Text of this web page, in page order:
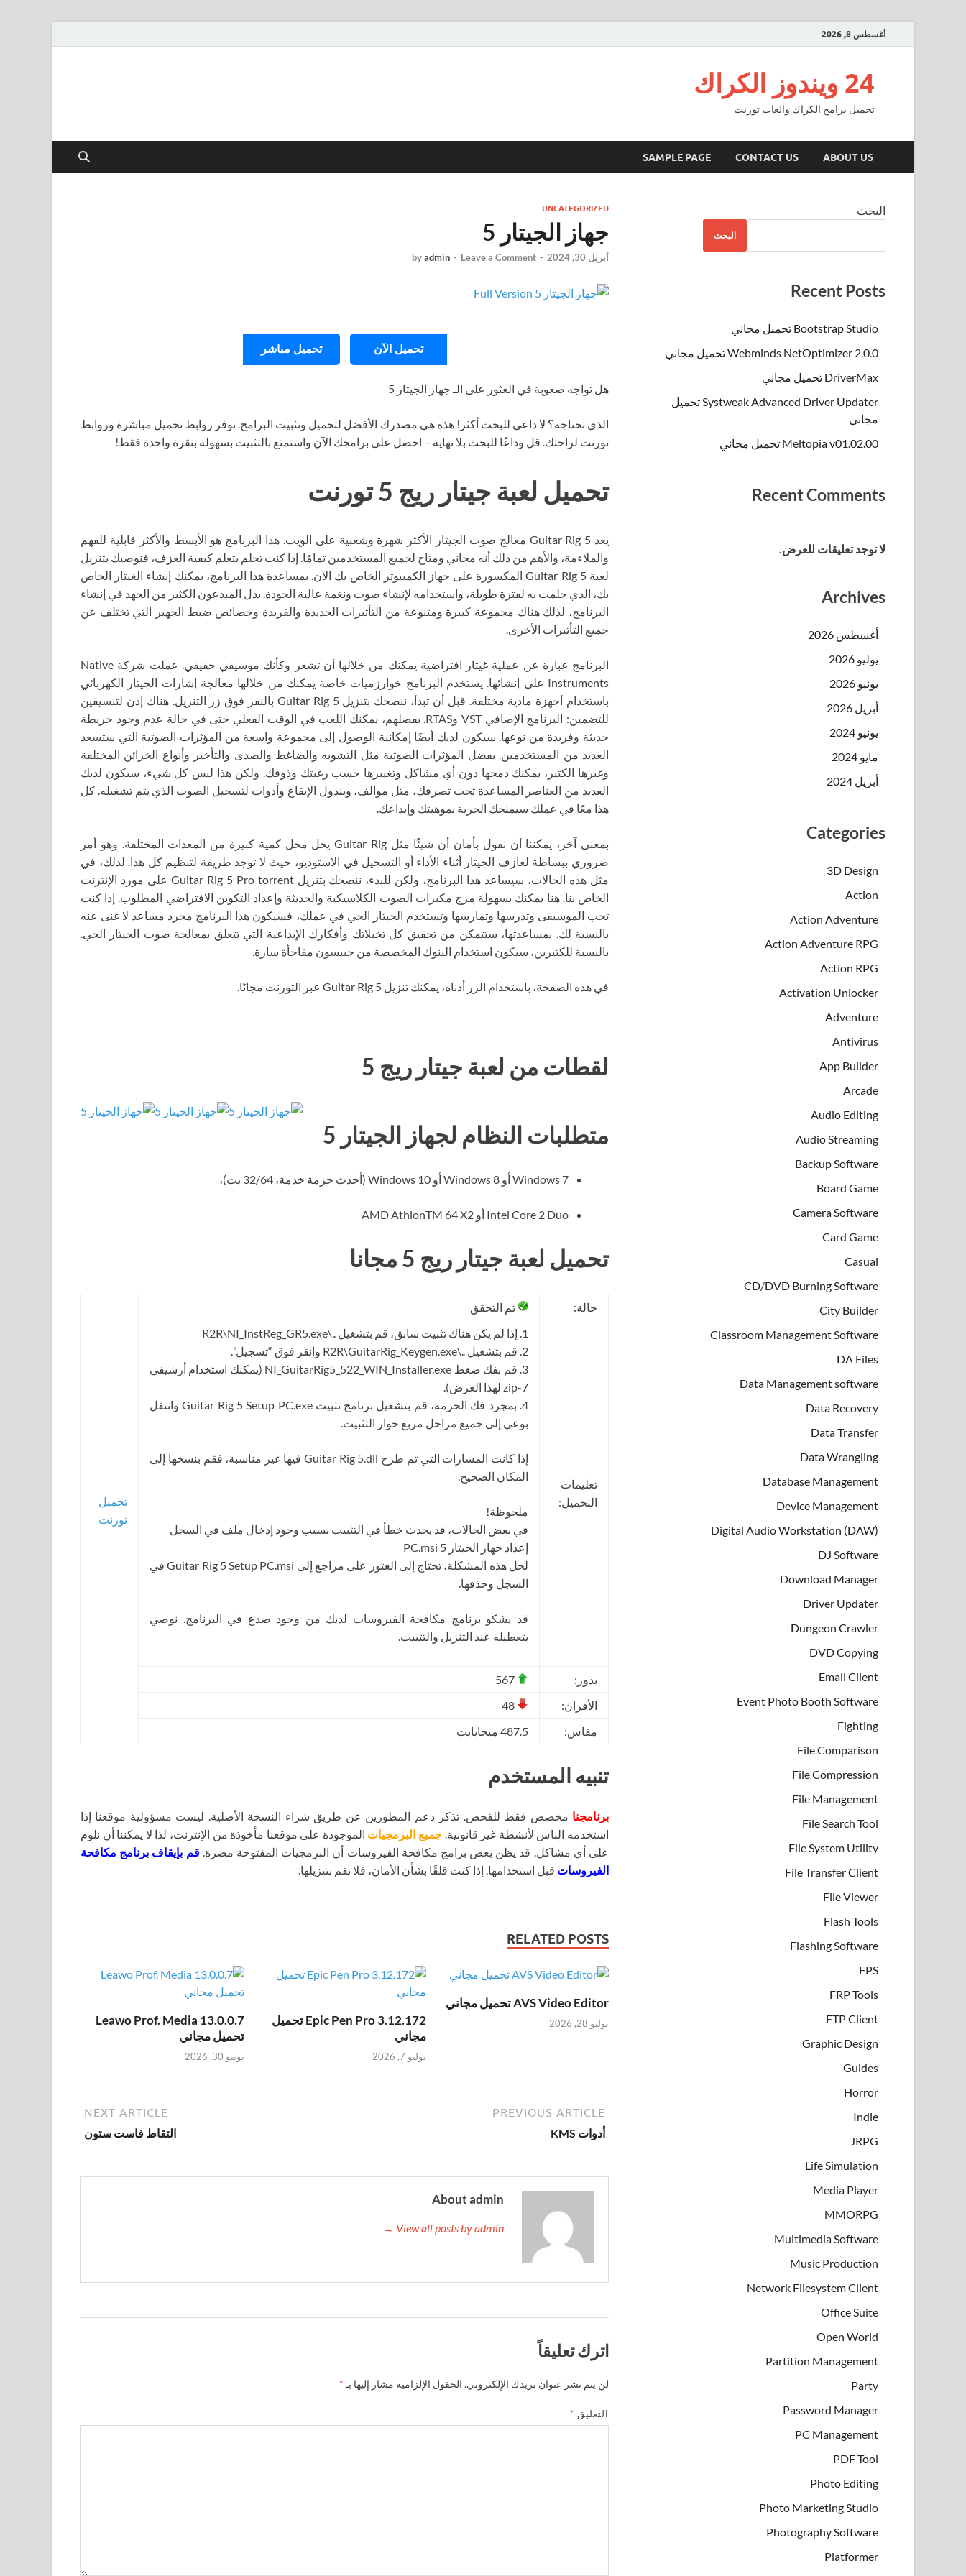
أغسطس 8, 2026
24 ويندوز الكراك
تحميل برامج الكراك والعاب تورنت
ABOUT US
CONTACT US
SAMPLE PAGE
UNCATEGORIZED
جهاز الجيتار 5
أبريل 30, 2024 -
byadmin - Leave a Comment
تحميل الآن تحميل مباشر
هل تواجه صعوبة في العثور على الـ جهاز الجيتار 5
الذي تحتاجه؟ لا داعي للبحث أكثر! هذه هي مصدرك الأفضل لتحميل وتثبيت البرامج. نوفر روابط تحميل مباشرة وروابط
تورنت لراحتك. قل وداعًا للبحث بلا نهاية – احصل على برامجك الآن واستمتع بالتثبيت بسهولة بنقرة واحدة فقط!
تحميل لعبة جيتار ريج 5 تورنت
يعد Guitar Rig 5 معالج صوت الجيتار الأكثر شهرة وشعبية على الويب. هذا البرنامج هو الأبسط والأكثر قابلية للفهم
والملاءمة، والأهم من ذلك أنه مجاني ومتاح لجميع المستخدمين تمامًا. إذا كنت تحلم بتعلم كيفية العزف، فنوصيك بتنزيل
لعبة Guitar Rig 5 المكسورة على جهاز الكمبيوتر الخاص بك الآن. بمساعدة هذا البرنامج، يمكنك إنشاء الغيتار الخاص
بك، الذي حلمت به لفترة طويلة، واستخدامه لإنشاء صوت ونغمة عالية الجودة. بذل المبدعون الكثير من الجهد في إنشاء
البرنامج، لذلك هناك مجموعة كبيرة ومتنوعة من التأثيرات الجديدة والفريدة وخصائص ضبط الجهير التي تختلف عن
جميع التأثيرات الأخرى.
البرنامج عبارة عن عملية غيتار افتراضية يمكنك من خلالها أن تشعر وكأنك موسيقي حقيقي. عملت شركة Native
Instruments على إنشائها. يستخدم البرنامج خوارزميات خاصة يمكنك من خلالها معالجة إشارات الجيتار الكهربائي
باستخدام أجهزة مادية مختلفة. قبل أن تبدأ، ننصحك بتنزيل Guitar Rig 5 بالنقر فوق زر التنزيل. هناك إذن لتنسيقين
للتضمين: البرنامج الإضافي VST وRTAS. بفضلهم، يمكنك اللعب في الوقت الفعلي حتى في حالة عدم وجود خريطة
حديثة وفريدة من نوعها. سيكون لديك أيضًا إمكانية الوصول إلى مجموعة واسعة من المؤثرات الصوتية التي ستسعد
العديد من المستخدمين. بفضل المؤثرات الصوتية مثل التشويه والضاغط والصدى والتأخير وأنواع الخزائن المختلفة
وغيرها الكثير، يمكنك دمجها دون أي مشاكل وتغييرها حسب رغبتك وذوقك. ولكن هذا ليس كل شيء، سيكون لديك
العديد من العناصر المساعدة تحت تصرفك، مثل موالف، وبندول الإيقاع وأدوات لتسجيل الصوت الذي يتم تشغيله. كل
هذا معًا في عملك سيمنحك الحرية بموهبتك وإبداعك.
بمعنى آخر، يمكننا أن نقول بأمان أن شيئًا مثل Guitar Rig يحل محل كمية كبيرة من المعدات المختلفة. وهو أمر
ضروري ببساطة لعازف الجيتار أثناء الأداء أو التسجيل في الاستوديو، حيث لا توجد طريقة لتنظيم كل هذا. لذلك، في
مثل هذه الحالات، سيساعد هذا البرنامج، ولكن للبدء، ننصحك بتنزيل Guitar Rig 5 Pro torrent على مورد الإنترنت
الخاص بنا. هنا يمكنك بسهولة مزج مكبرات الصوت الكلاسيكية والحديثة وإعداد التكوين الافتراضي المطلوب. إذا كنت
تحب الموسيقى وتدرسها وتمارسها وتستخدم الجيتار الحي في عملك، فسيكون هذا البرنامج مجرد مساعد لا غنى عنه
بالنسبة لك. بمساعدتها، ستتمكن من تحقيق كل تخيلاتك وأفكارك الإبداعية التي تتعلق بمعالجة صوت الجيتار الحي.
بالنسبة للكثيرين، سيكون استخدام البنوك المخصصة من جيبسون مفاجأة سارة.
في هذه الصفحة، باستخدام الزر أدناه، يمكنك تنزيل Guitar Rig 5 عبر التورنت مجانًا.
لقطات من لعبة جيتار ريج 5
متطلبات النظام لجهاز الجيتار 5
Windows 7 أو Windows 8 أو Windows 10 (أحدث حزمة خدمة، 32/64 بت)،
Intel Core 2 Duo أو AMD AthlonTM 64 X2
تحميل لعبة جيتار ريج 5 مجانا
حالة: تم التحقق
تحميل
تورنت
تعليمات
التحميل:
1. إذا لم يكن هناك تثبيت سابق، قم بتشغيل ..\R2R\NI_InstReg_GR5.exe
2. قم بتشغيل ..\R2R\GuitarRig_Keygen.exe وانقر فوق “تسجيل”.
3. قم بفك ضغط NI_GuitarRig5_522_WIN_Installer.exe (يمكنك استخدام أرشيفي
7-zip لهذا الغرض).
4. بمجرد فك الحزمة، قم بتشغيل برنامج تثبيت Guitar Rig 5 Setup PC.exe وانتقل
بوعي إلى جميع مراحل مربع حوار التثبيت.
إذا كانت المسارات التي تم طرح Guitar Rig 5.dll فيها غير مناسبة، فقم بنسخها إلى
المكان الصحيح.
ملحوظة!
في بعض الحالات، قد يحدث خطأ في التثبيت بسبب وجود إدخال ملف في السجل
إعداد جهاز الجيتار 5 PC.msi
لحل هذه المشكلة، تحتاج إلى العثور على مراجع إلى Guitar Rig 5 Setup PC.msi في
السجل وحذفها.
قد يشكو برنامج مكافحة الفيروسات لديك من وجود صدع في البرنامج. نوصي
بتعطيله عند التنزيل والتثبيت.
بذور:
الأقران:
مقاس:
487.5 ميجابايت
تنبيه المستخدم
برنامجنا مخصص فقط للفحص. تذكر دعم المطورين عن طريق شراء النسخة الأصلية. ليست مسؤولية موقعنا إذا
استخدمه الناس لأنشطة غير قانونية. جميع البرمجيات الموجودة على موقعنا مأخوذة من الإنترنت، لذا لا يمكننا أن نلوم
على أي مشاكل. قد يظن بعض برامج مكافحة الفيروسات أن البرمجيات المفتوحة مضرة.قم بإيقاف برنامج مكافحة
الفيروسات قبل استخدامها. إذا كنت قلقًا بشأن الأمان، فلا تقم بتنزيلها.
RELATED POSTS
AVS Video Editor تحميل مجاني
يوليو 28, 2026
Epic Pen Pro 3.12.172 تحميل
مجاني
يوليو 7, 2026
Leawo Prof. Media 13.0.0.7
تحميل مجاني
يونيو 30, 2026
PREVIOUS ARTICLE
أدوات KMS
NEXT ARTICLE
التقاط فاست ستون
About admin
View all posts by admin →
اترك تعليقاً
لن يتم نشر عنوان بريدك الإلكتروني. الحقول الإلزامية مشار إليها بـ *
التعليق *
البحث
البحث
Recent Posts
Bootstrap Studio تحميل مجاني
Webminds NetOptimizer 2.0.0 تحميل مجاني
DriverMax تحميل مجاني
Systweak Advanced Driver Updater تحميل
مجاني
Meltopia v01.02.00 تحميل مجاني
Recent Comments
لا توجد تعليقات للعرض.
Archives
أغسطس 2026
يوليو 2026
يونيو 2026
أبريل 2026
يونيو 2024
مايو 2024
أبريل 2024
Categories
3D Design
Action
Action Adventure
Action Adventure RPG
Action RPG
Activation Unlocker
Adventure
Antivirus
App Builder
Arcade
Audio Editing
Audio Streaming
Backup Software
Board Game
Camera Software
Card Game
Casual
CD/DVD Burning Software
City Builder
Classroom Management Software
DA Files
Data Management software
Data Recovery
Data Transfer
Data Wrangling
Database Management
Device Management
Digital Audio Workstation (DAW)
DJ Software
Download Manager
Driver Updater
Dungeon Crawler
DVD Copying
Email Client
Event Photo Booth Software
Fighting
File Comparison
File Compression
File Management
File Search Tool
File System Utility
File Transfer Client
File Viewer
Flash Tools
Flashing Software
FPS
FRP Tools
FTP Client
Graphic Design
Guides
Horror
Indie
JRPG
Life Simulation
Media Player
MMORPG
Multimedia Software
Music Production
Network Filesystem Client
Office Suite
Open World
Partition Management
Party
Password Manager
PC Management
PDF Tool
Photo Editing
Photo Marketing Studio
Photography Software
Platformer